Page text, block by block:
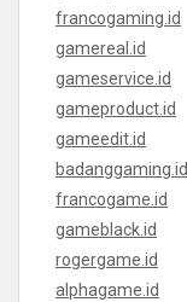
francogaming.id
gamereal.id
gameservice.id
gameproduct.id
gameedit.id
badanggaming.id
francogame.id
gameblack.id
rogergame.id
alphagame.id